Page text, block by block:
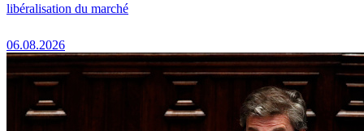
libéralisation du marché
06.08.2026